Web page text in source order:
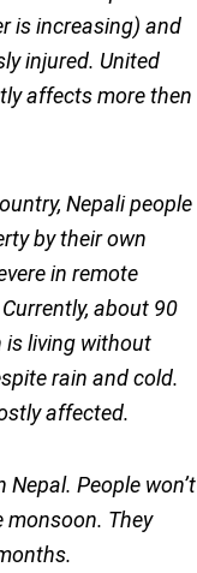
is increasing) and
injured. United
affects more then
Nepali people
by their own
in remote
about 90
is living without
rain and cold.
affected.
People won’t
monsoon. They